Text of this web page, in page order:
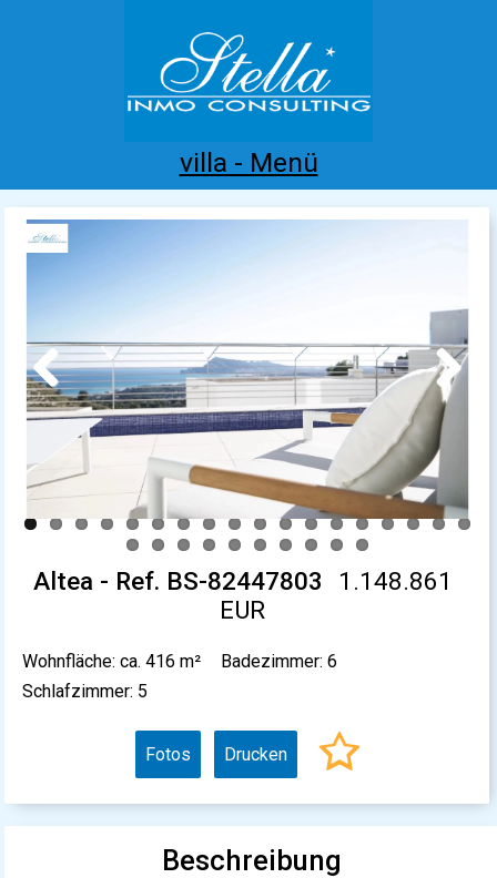
villa - Menü
Home Costa Blanca Kaufen Mieten
Neubau
Previous Next
Altea - Ref. BS-82447803
1.148.861
EUR
Wohnfläche: ca. 416 m²
Badezimmer: 6
Schlafzimmer: 5
Fotos Drucken
Beschreibung